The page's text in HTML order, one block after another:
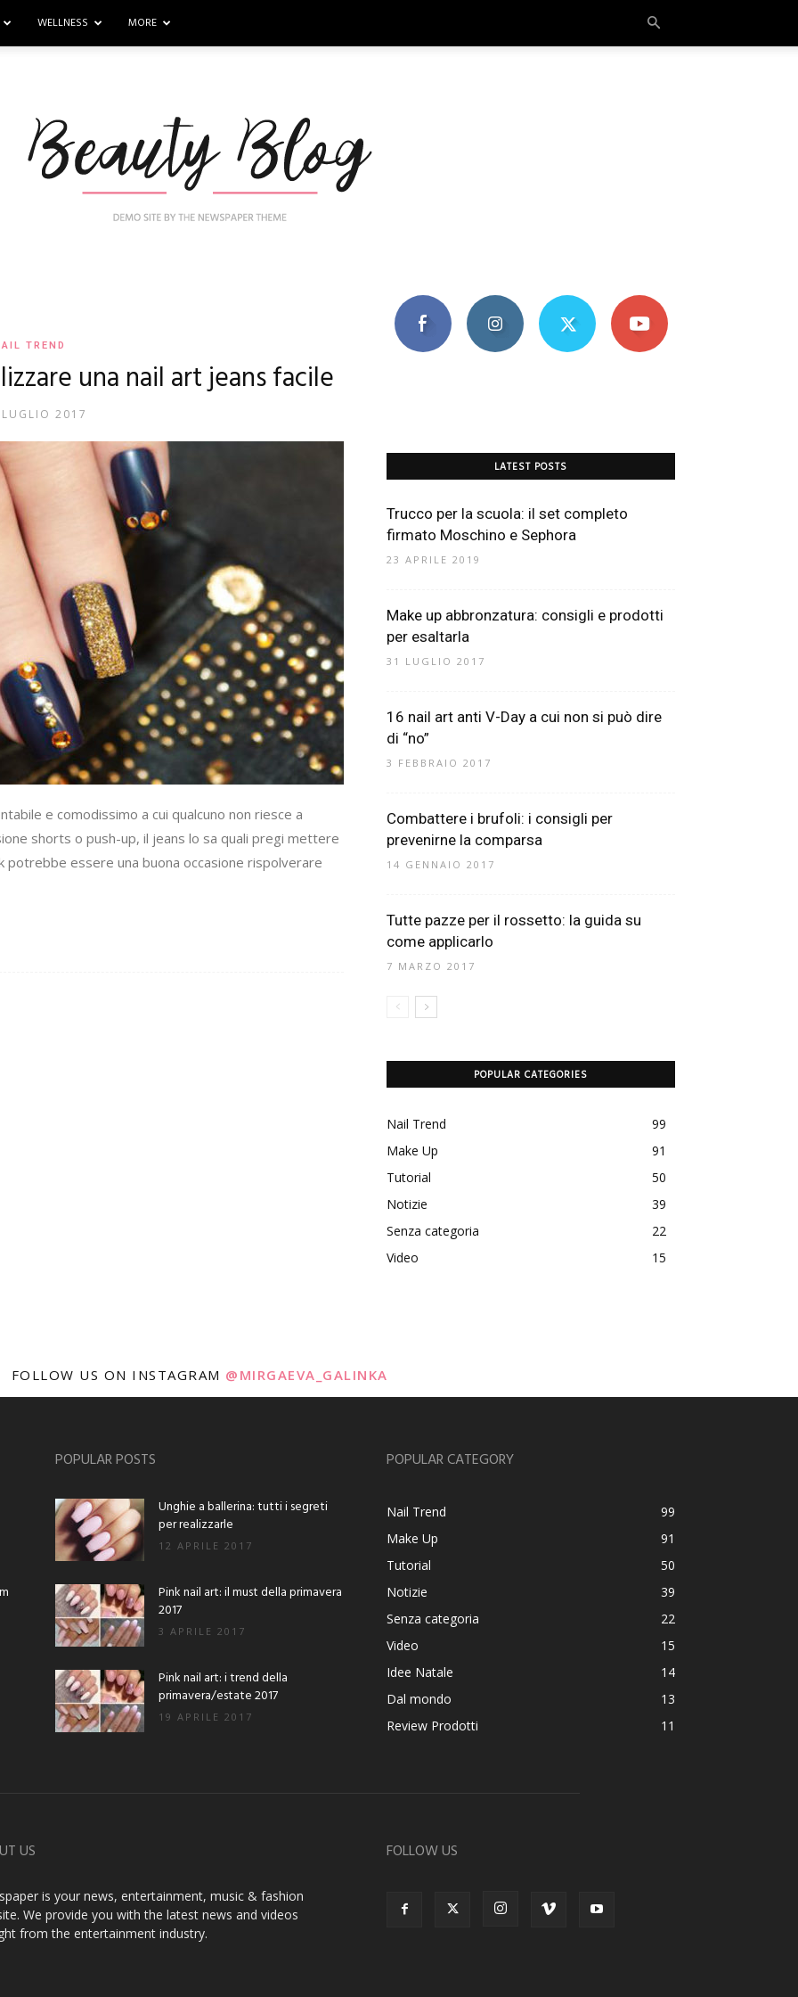
WELLNESS MORE
Mania
TREND
una nail art jeans facile
2017
e comodissimo a cui qualcuno non riesce a
shorts o push-up, il jeans lo sa quali pregi mettere
essere una buona occasione rispolverare
LATEST POSTS
Trucco per la scuola: il set completo
firmato Moschino e Sephora
23 APRILE 2019
Make up abbronzatura: consigli e prodotti
per esaltarla
31 LUGLIO 2017
16 nail art anti V-Day a cui non si può dire
di “no”
3 FEBBRAIO 2017
Combattere i brufoli: i consigli per
prevenirne la comparsa
14 GENNAIO 2017
Tutte pazze per il rossetto: la guida su
come applicarlo
7 MARZO 2017
POPULAR CATEGORIES
Nail Trend
99
Make Up
91
Tutorial
50
Notizie
39
Senza categoria
22
Video
15
FOLLOW US ON INSTAGRAM @MIRGAEVA_GALINKA
POPULAR POSTS
Unghie a ballerina: tutti i segreti
per realizzarle
12 APRILE 2017
Pink nail art: il must della primavera
2017
3 APRILE 2017
Pink nail art: i trend della
primavera/estate 2017
19 APRILE 2017
POPULAR CATEGORY
Nail Trend
99
Make Up
91
Tutorial
50
Notizie
39
Senza categoria
22
Video
15
Idee Natale
14
Dal mondo
13
Review Prodotti
11
US
is your news, entertainment, music & fashion
We provide you with the latest news and videos
from the entertainment industry.
FOLLOW US